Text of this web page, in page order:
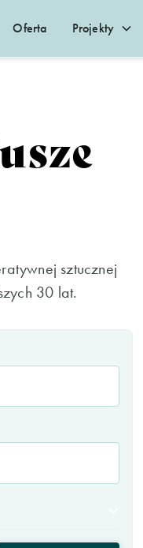
Oferta Projekty
sztucznej
30 lat.